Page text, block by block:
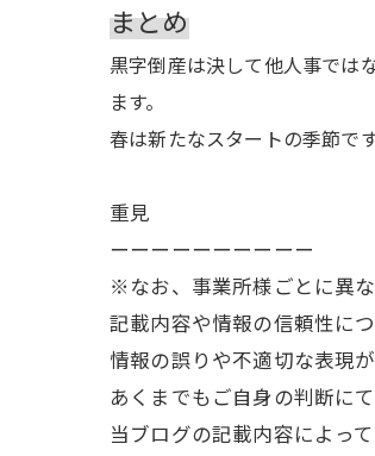
まとめ
黒字倒産は決して他人事では
ます。
春は新たなスタートの季節で
重見
ーーーーーーーーーー
※なお、事業所様ごとに異な
記載内容や情報の信頼性に
情報の誤りや不適切な表現
あくまでもご自身の判断に
当ブログの記載内容によっ